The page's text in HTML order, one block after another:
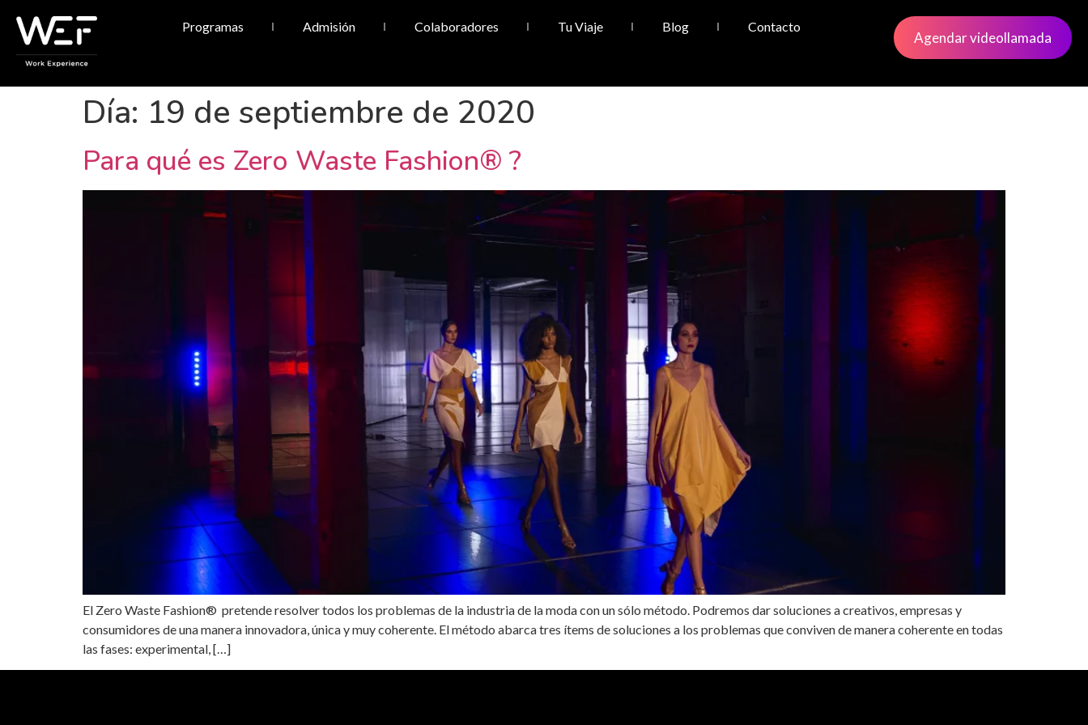
Programas Admisión Colaboradores Tu Viaje Blog Contacto
Agendar videollamada
Día: 19 de septiembre de 2020
Para qué es Zero Waste Fashion® ?
El Zero Waste Fashion® pretende resolver todos los problemas de la industria de la moda con un sólo método. Podremos dar soluciones a creativos, empresas y
consumidores de una manera innovadora, única y muy coherente. El método abarca tres ítems de soluciones a los problemas que conviven de manera coherente en todas
las fases: experimental, […]